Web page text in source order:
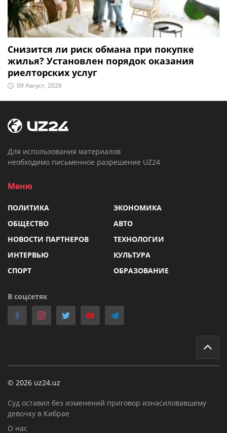
Снизится ли риск обмана при покупке
жилья? Установлен порядок оказания
риелторских услуг
09 Август, 2026
Для использования материалов
необходимо письменное разрешение UZ24
Меню
ПОЛИТИКА
ЭКОНОМИКА
ОБЩЕСТВО
АВТО
НОВОСТИ ПАРТНЕРОВ
ТЕХНОЛОГИИ
ИНТЕРВЬЮ
КУЛЬТУРА
СПОРТ
ОБРАЗОВАНИЕ
В соцсетях
© 2026 uz24.uz
Суд оставил без изменений приговор изнасиловавшему
девочку в Кибрае
О нас